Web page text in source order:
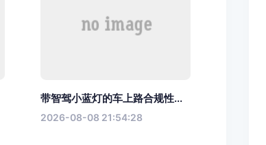
带智驾小蓝灯的车上路合规性...
2026-08-08 21:54:28